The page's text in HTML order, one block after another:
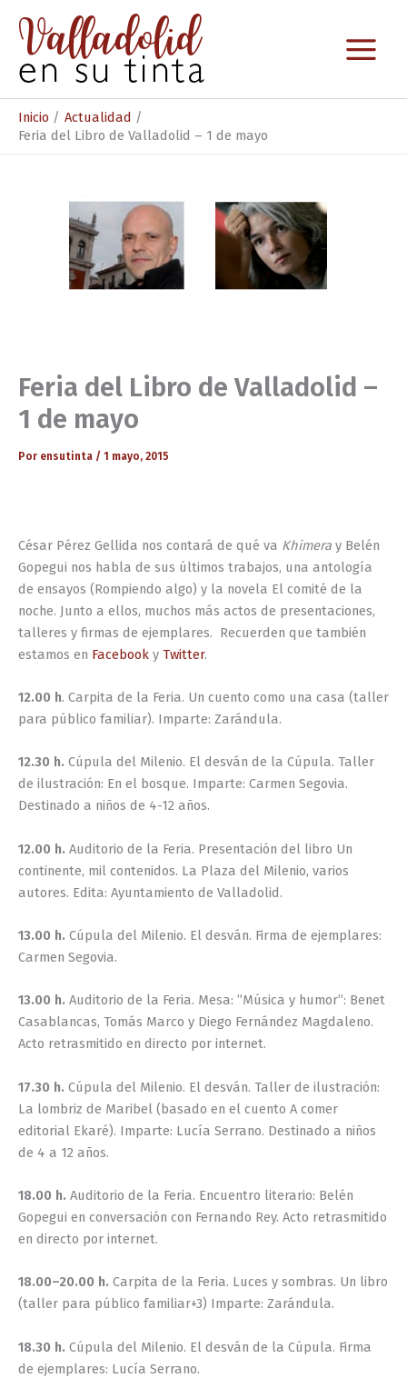
contenido
Inicio
Actualidad
Feria del Libro de Valladolid – 1 de mayo
Feria del Libro de Valladolid –
1 de mayo
Por ensutinta / 1 mayo, 2015
César Pérez Gellida nos contará de qué va Khimera y Belén
Gopegui nos habla de sus últimos trabajos, una antología
de ensayos (Rompiendo algo) y la novela El comité de la
noche. Junto a ellos, muchos más actos de presentaciones,
talleres y firmas de ejemplares. Recuerden que también
estamos en Facebook y Twitter.
12.00 h. Carpita de la Feria. Un cuento como una casa (taller
para público familiar). Imparte: Zarándula.
12.30 h. Cúpula del Milenio. El desván de la Cúpula. Taller
de ilustración: En el bosque. Imparte: Carmen Segovia.
Destinado a niños de 4-12 años.
12.00 h. Auditorio de la Feria. Presentación del libro Un
continente, mil contenidos. La Plaza del Milenio, varios
autores. Edita: Ayuntamiento de Valladolid.
13.00 h. Cúpula del Milenio. El desván. Firma de ejemplares:
Carmen Segovia.
13.00 h. Auditorio de la Feria. Mesa: ”Música y humor”: Benet
Casablancas, Tomás Marco y Diego Fernández Magdaleno.
Acto retrasmitido en directo por internet.
17.30 h. Cúpula del Milenio. El desván. Taller de ilustración:
La lombriz de Maribel (basado en el cuento A comer
editorial Ekaré). Imparte: Lucía Serrano. Destinado a niños
de 4 a 12 años.
18.00 h. Auditorio de la Feria. Encuentro literario: Belén
Gopegui en conversación con Fernando Rey. Acto retrasmitido
en directo por internet.
18.00–20.00 h. Carpita de la Feria. Luces y sombras. Un libro
(taller para público familiar+3) Imparte: Zarándula.
18.30 h. Cúpula del Milenio. El desván de la Cúpula. Firma
de ejemplares: Lucía Serrano.